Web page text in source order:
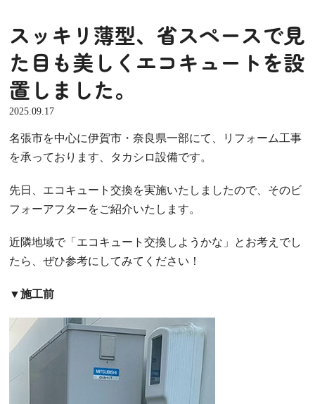
スッキリ薄型、省スペースで見
た目も美しくエコキュートを設
置しました。
2025.09.17
名張市を中心に伊賀市・奈良県一部にて、リフォーム工事
を承っております、タカシロ設備です。
先日、エコキュート交換を実施いたしましたので、そのビ
フォーアフターをご紹介いたします。
近隣地域で「エコキュート交換しようかな」とお考えでし
たら、ぜひ参考にしてみてください！
▼施工前